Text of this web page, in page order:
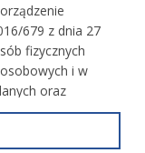
679 z dnia 27
fizycznych
i w
oraz
jako RODO, GDPR